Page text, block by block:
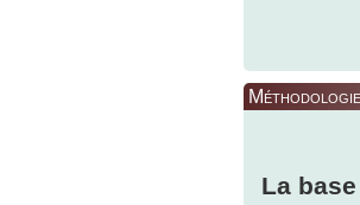
Méthodologie
La